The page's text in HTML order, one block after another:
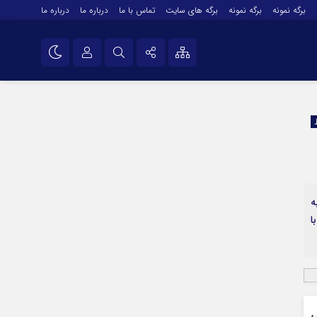
برگه نمونه برگه نمونه برگه های سایت تماس با ما درباره ما درباره ما